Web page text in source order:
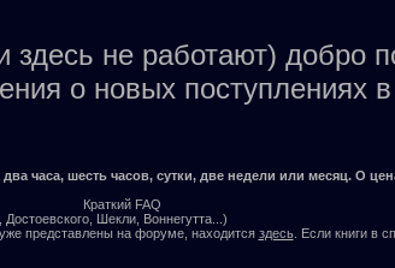
здесь не работают) добро
о новых поступлениях в
часа, шесть часов, сутки, две недели или месяц. О
Краткий FAQ
Шекли, Воннегутта...)
представлены на форуме, находится здесь. Если книги в